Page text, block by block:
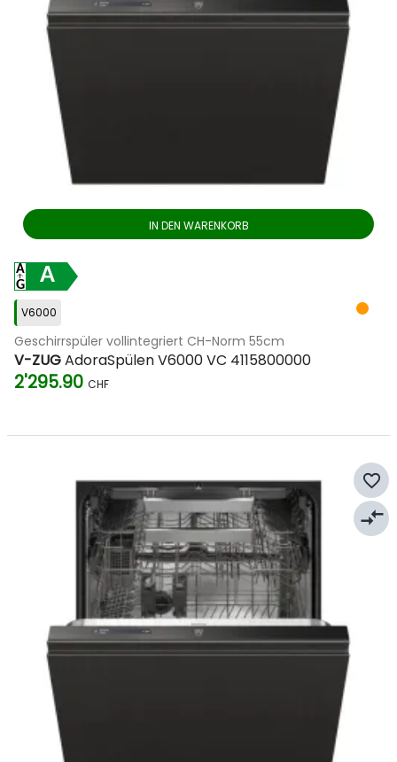
IN DEN WARENKORB
A
V6000
Geschirrspüler vollintegriert CH-Norm 55cm
V-ZUGAdoraSpülen V6000 VC 4115800000
2'295.90 CHF
favorite_border
compare_arrows